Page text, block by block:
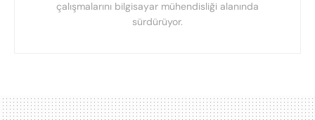
çalışmalarını bilgisayar mühendisliği alanında
sürdürüyor.